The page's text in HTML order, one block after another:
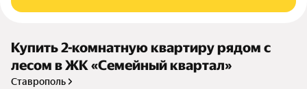
Купить 2-комнатную квартиру рядом с
лесом в ЖК «Семейный квартал»
Ставрополь